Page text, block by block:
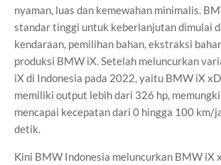
nyaman, luas dan kemewahan minimalis.
standar tinggi untuk keberlanjutan dimulai
kendaraan, pemilihan bahan, ekstraksi
produksi BMW iX. Setelah meluncurkan
iX di Indonesia pada 2022, yaitu BMW iX
memiliki output lebih dari 326 hp,
mencapai kecepatan dari 0 hingga 100 km/
detik.
Kini BMW Indonesia meluncurkan BMW iX